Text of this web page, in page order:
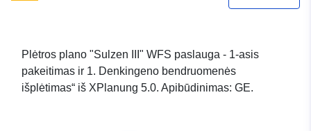
Plėtros plano "Sulzen III" WFS paslauga - 1-asis
pakeitimas ir 1. Denkingeno bendruomenės
išplėtimas“ iš XPlanung 5.0. Apibūdinimas: GE.